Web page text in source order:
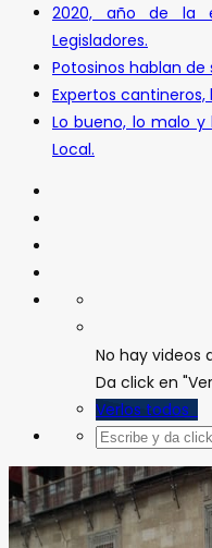
2020, año de la
Legisladores.
Potosinos hablan de
Expertos cantineros,
Lo bueno, lo malo y
Local.
No hay videos
Da click en
Verlos todos